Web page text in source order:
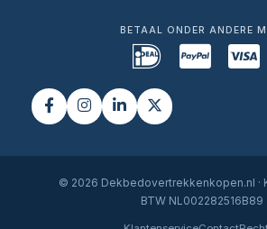
BETAAL ONDER ANDERE
© 2026 Dekbedovertrekkenkopen.nl ·
BTW NL002282516B89